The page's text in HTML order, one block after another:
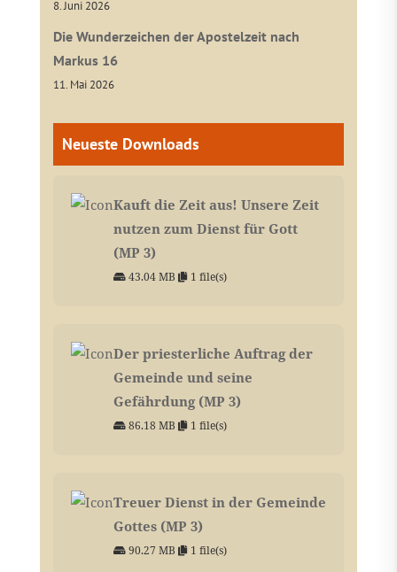
8. Juni 2026
Die Wunderzeichen der Apostelzeit nach
Markus 16
11. Mai 2026
Neueste Downloads
Kauft die Zeit aus! Unsere Zeit
nutzen zum Dienst für Gott
(MP 3)
43.04 MB 1 file(s)
Der priesterliche Auftrag der
Gemeinde und seine
Gefährdung (MP 3)
86.18 MB 1 file(s)
Treuer Dienst in der Gemeinde
Gottes (MP 3)
90.27 MB 1 file(s)